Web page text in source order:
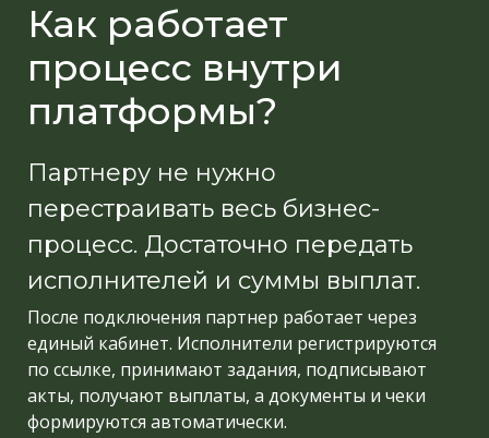
Как работает
процесс внутри
платформы?
Партнеру не нужно
перестраивать весь бизнес-
процесс. Достаточно передать
исполнителей и суммы выплат.
После подключения партнер работает через
единый кабинет. Исполнители регистрируются
по ссылке, принимают задания, подписывают
акты, получают выплаты, а документы и чеки
формируются автоматически.